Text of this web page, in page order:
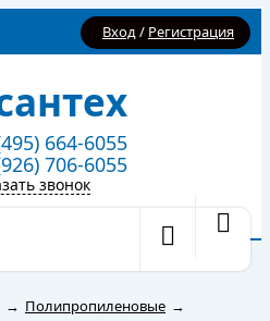
Вход/ Регистрация
664-6055
706-6055
звонок
→ Полипропиленовые →